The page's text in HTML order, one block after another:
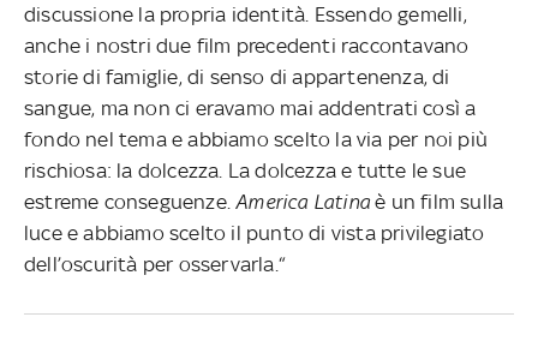
discussione la propria identità. Essendo gemelli,
anche i nostri due film precedenti raccontavano
storie di famiglie, di senso di appartenenza, di
sangue, ma non ci eravamo mai addentrati così a
fondo nel tema e abbiamo scelto la via per noi più
rischiosa: la dolcezza. La dolcezza e tutte le sue
estreme conseguenze.America Latinaè un film sulla
luce e abbiamo scelto il punto di vista privilegiato
dell’oscurità per osservarla.“